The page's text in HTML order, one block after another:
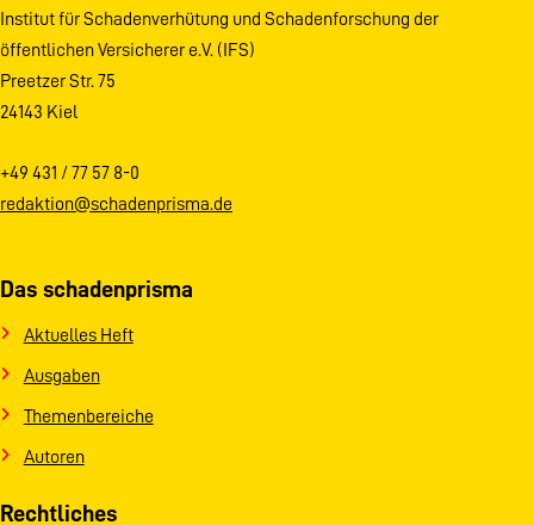
Institut für Schadenverhütung und Schadenforschung der
öffentlichen Versicherer e.V. (IFS)
Preetzer Str. 75
24143 Kiel
+49 431 / 77 57 8-0
redaktion@schadenprisma.de
Das schadenprisma
Aktuelles Heft
Ausgaben
Themenbereiche
Autoren
Rechtliches